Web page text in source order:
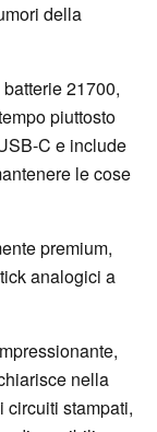
della
21700,
piuttosto
C e include
le cose
premium,
analogici a
nella
circuiti stampati,